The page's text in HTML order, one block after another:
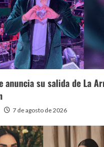
anuncia su salida de La
7 de agosto de 2026